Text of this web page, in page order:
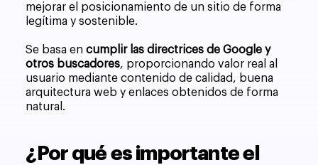
mejorar el posicionamiento de un sitio de forma
legítima y sostenible.
Se basa encumplir las directrices de Google y
otros buscadores, proporcionando valor real al
usuario mediante contenido de calidad, buena
arquitectura web y enlaces obtenidos de forma
natural.
¿Por qué es importante el